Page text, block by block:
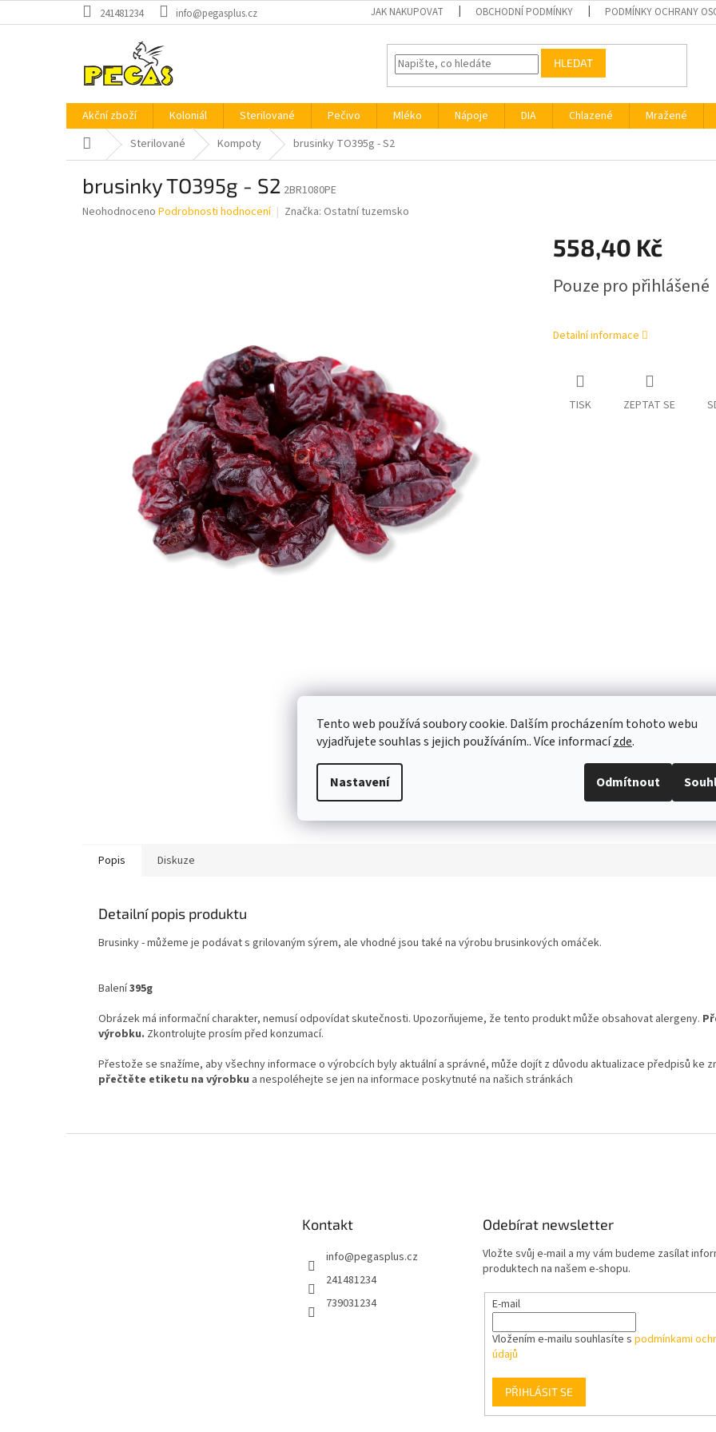
Tento web používá soubory cookie. Dalším procházením tohoto webu
vyjadřujete souhlas s jejich používáním.. Více informacízde.
Nastavení Odmítnout
na
241481234 info@pegasplus.cz JAK NAKUPOVAT OBCHODNÍ PODMÍNKY PODMÍNKY OCHRANY
HLEDAT
Akční zboží Koloniál Sterilované Pečivo Mléko Nápoje DIA Chlazené Mražené
Domů Sterilované Kompoty brusinky TO395g - S2
brusinky TO395g - S2 2BR1080PE
Průměrné
Neohodnoceno Podrobnosti hodnocení Značka: Ostatní tuzemsko
558,40 Kč
cena:
Pouze pro přihlášené
Detailní informace
TISK ZEPTAT SE
Popis Diskuze
Detailní popis produktu
Brusinky -můžeme je podávat s grilovaným sýrem, ale vhodné jsou také na výrobu brusinkových omáček.
Balení395g
Obrázek má informační charakter, nemusí odpovídat skutečnosti. Upozorňujeme, že tento produkt může obsahovat alergeny.
výrobku. Zkontrolujte prosím před konzumací.
Přestože se snažíme, aby všechny informace o výrobcích byly aktuální a správné, může dojít z důvodu aktualizace předpisů ke
přečtěte etiketu na výrobku a nespoléhejte se jen na informace poskytnuté na našich stránkách
Kontakt
info@pegasplus.cz
241481234
739031234
Odebírat newsletter
Vložte svůj e-mail a my vám budeme zasílat
produktech na našem e-shopu.
E-mail
Vložením e-mailu souhlasíte s podmínkami
údajů
PŘIHLÁSIT SE